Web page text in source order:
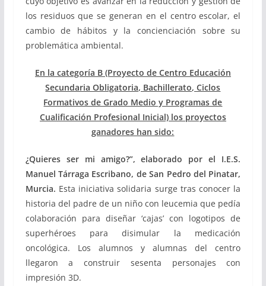
los residuos que se generan en el centro escolar, el
cambio de hábitos y la concienciación sobre su
problemática ambiental.
En la categoría B (Proyecto de Centro Educación
Secundaria Obligatoria, Bachillerato, Ciclos
Formativos de Grado Medio y Programas de
Cualificación Profesional Inicial) los proyectos
ganadores han sido:
¿Quieres ser mi amigo?”, elaborado por el I.E.S.
Manuel Tárraga Escribano, de San Pedro del Pinatar,
Murcia. Esta iniciativa solidaria surge tras conocer la
historia del padre de un niño con leucemia que pedía
colaboración para diseñar ‘cajas’ con logotipos de
superhéroes para disimular la medicación
oncológica. Los alumnos y alumnas del centro
llegaron a construir sesenta personajes con
impresión 3D.